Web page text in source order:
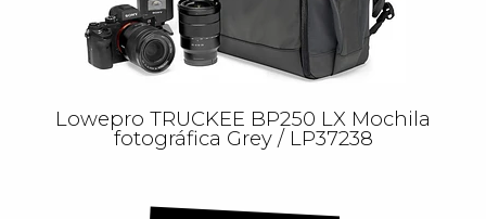
Lowepro TRUCKEE BP250 LX Mochila
fotográfica Grey / LP37238